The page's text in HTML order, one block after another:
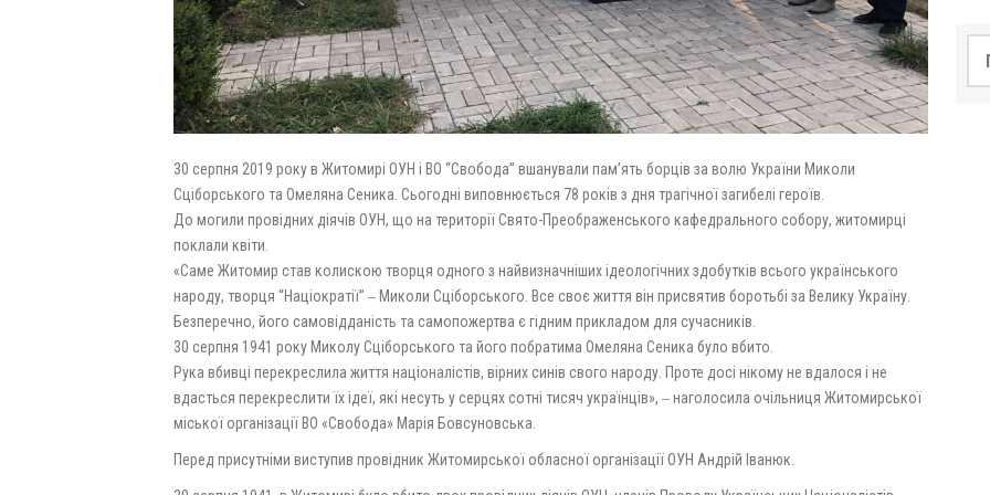
30 серпня 2019 року в Житомирі ОУН і ВО “Свобода” вшанували пам’ять борців за волю України Миколи
Сціборського та Омеляна Сеника. Сьогодні виповнюється 78 років з дня трагічної загибелі героїв.
До могили провідних діячів ОУН, що на території Свято-Преображенського кафедрального собору, житомирці
поклали квіти.
«Саме Житомир став колискою творця одного з найвизначніших ідеологічних здобутків всього українського
народу, творця “Націократії” ‒ Миколи Сціборського. Все своє життя він присвятив боротьбі за Велику Україну.
Безперечно, його самовідданість та самопожертва є гідним прикладом для сучасників.
30 серпня 1941 року Миколу Сціборського та його побратима Омеляна Сеника було вбито.
Рука вбивці перекреслила життя націоналістів, вірних синів свого народу. Проте досі нікому не вдалося і не
вдасться перекреслити їх ідеї, які несуть у серцях сотні тисяч українців», ‒ наголосила очільниця Житомирської
міської організації ВО «Свобода» Марія Бовсуновська.
Перед присутніми виступив провідник Житомирської обласної організації ОУН Андрій Іванюк.